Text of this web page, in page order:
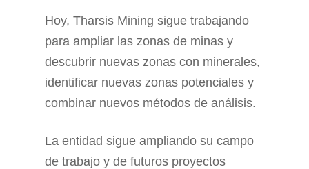
Hoy, Tharsis Mining sigue trabajando
para ampliar las zonas de minas y
descubrir nuevas zonas con minerales,
identificar nuevas zonas potenciales y
combinar nuevos métodos de análisis.
La entidad sigue ampliando su campo
de trabajo y de futuros proyectos